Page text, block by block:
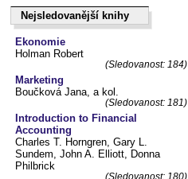
Nejsledovanější knihy
Nejsledovanější knihy
Ekonomie
Holman Robert
(Sledovanost: 184)
Marketing
Boučková Jana, a kol.
(Sledovanost: 181)
Introduction to Financial
Accounting
Charles T. Horngren, Gary L.
Sundem, John A. Elliott, Donna
Philbrick
(Sledovanost: 180)